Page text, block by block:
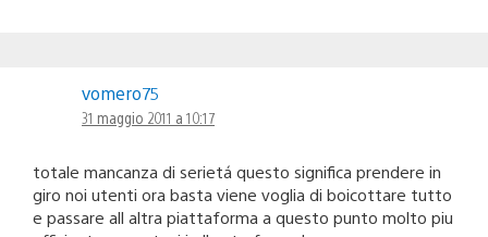
vomero75
31 maggio 2011 a 10:17
totale mancanza di serietá questo significa prendere in
giro noi utenti ora basta viene voglia di boicottare tutto
e passare all altra piattaforma a questo punto molto piu